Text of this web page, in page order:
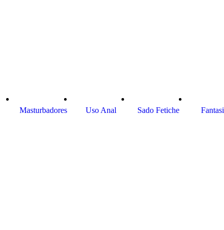
Masturbadores Uso Anal Sado Fetiche